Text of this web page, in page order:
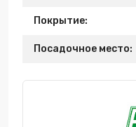
Покрытие:
Посадочное место: